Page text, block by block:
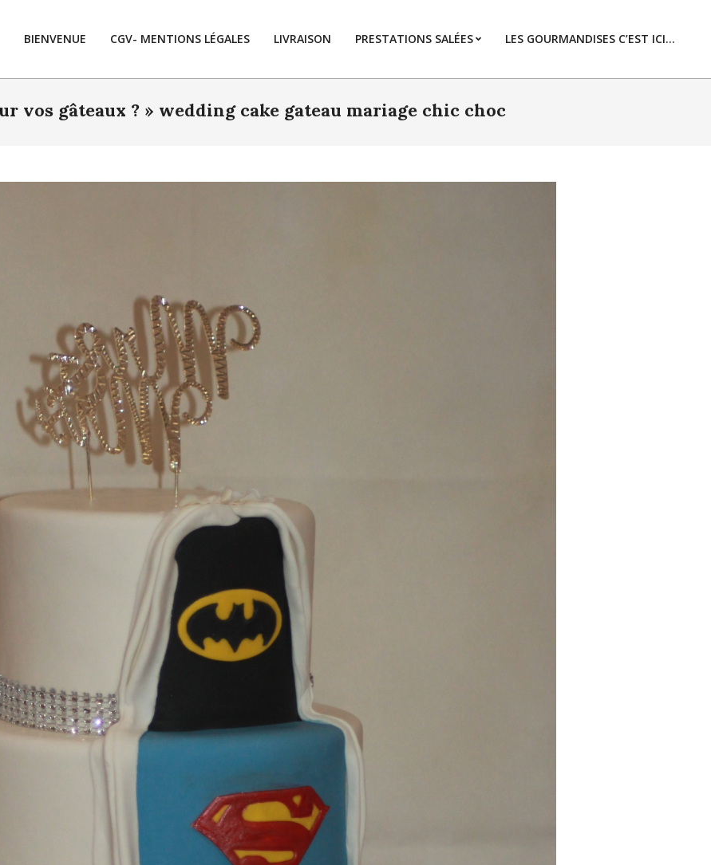
BIENVENUE CGV- MENTIONS LÉGALES LIVRAISON PRESTATIONS SALÉES LES GOURMANDISES C’EST ICI…
vos gâteaux ? » wedding cake gateau mariage chic choc